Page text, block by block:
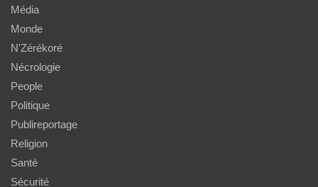
Média
Monde
N'Zérékoré
Nécrologie
People
Politique
Publireportage
Religion
Santé
Sécurité